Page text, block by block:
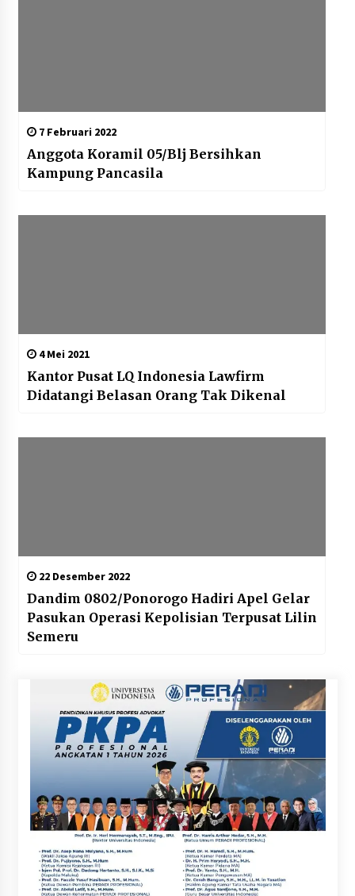
7 Februari 2022
Anggota Koramil 05/Blj Bersihkan
Kampung Pancasila
4 Mei 2021
Kantor Pusat LQ Indonesia Lawfirm
Didatangi Belasan Orang Tak Dikenal
22 Desember 2022
Dandim 0802/Ponorogo Hadiri Apel Gelar
Pasukan Operasi Kepolisian Terpusat Lilin
Semeru